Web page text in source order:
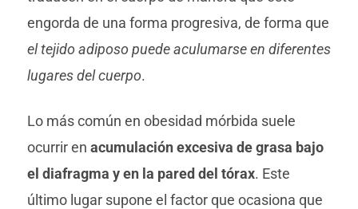
engorda de una forma progresiva, de forma que
el tejido adiposo puede aculumarse en diferentes
lugares del cuerpo.
Lo más común en obesidad mórbida suele
ocurrir en acumulación excesiva de grasa bajo
el diafragma y en la pared del tórax. Este
último lugar supone el factor que ocasiona que